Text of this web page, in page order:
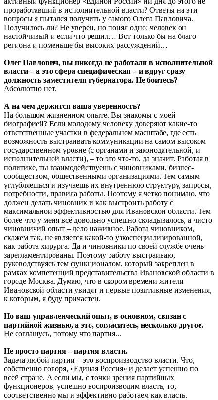
проработавший в исполнительной власти? Ответы на эти
вопросы я пытался получить у самого Олега Павловича.
Получилось ли? Не уверен, но понял одно: человек он
настойчивый и если что решил… Вот только бы на благо
региона и поменьше бы высоких рассуждений…
Олег Павлович, вы никогда не работали в исполнительной
власти – а это сфера специфическая – и вдруг сразу
должность заместителя губернатора. Не боитесь?
Абсолютно нет.
А на чём держится ваша уверенность?
На большом жизненном опыте. Вы знакомы с моей
биографией? Если молодому человеку доверяют какие-то
ответственные участки в федеральном масштабе, где есть
возможность выстраивать коммуникации на самом высоком
государственном уровне (с органами и законодательной, и
исполнительной власти), – то это что-то, да значит. Работая в
политике, ты взаимодействуешь с чиновниками, бизнес-
сообществом, общественными организациями. Тем самым
углубляешься и изучаешь их внутреннюю структуру, запросы,
потребности, правила работы. Поэтому я четко понимаю, что
должен делать чиновник и как выстроить работу с
максимальной эффективностью для Ивановской области. Тем
более что у меня всё довольно успешно складывалось, а чисто
чиновничий опыт – дело наживное. Работа чиновником,
скажем так, не является какой-то узкоспециализированной,
как работа хирурга. Да и чиновники по своей службе очень
зарегламентированы. Поэтому работу выстраиваю,
руководствуясь тем функционалом, который закреплен в
рамках компетенций представительства Ивановской области в
городе Москва. Думаю, что в скором времени жители
Ивановской области увидят и первые позитивные изменения,
к которым, я буду причастен.
Но ваш управленческий опыт, в основном, связан с
партийной жизнью, а это, согласитесь, несколько другое.
Не соглашусь, потому что партия...
Не просто партия – партия власти.
Задача любой партии – это воспроизводство власти. Что,
собственно говоря, «Единая Россия» и делает успешно по
всей стране. А если мы, с точки зрения партийных
функционеров, успешно воспроизводим власть, то,
соответственно мы и эффективно работаем как власть.